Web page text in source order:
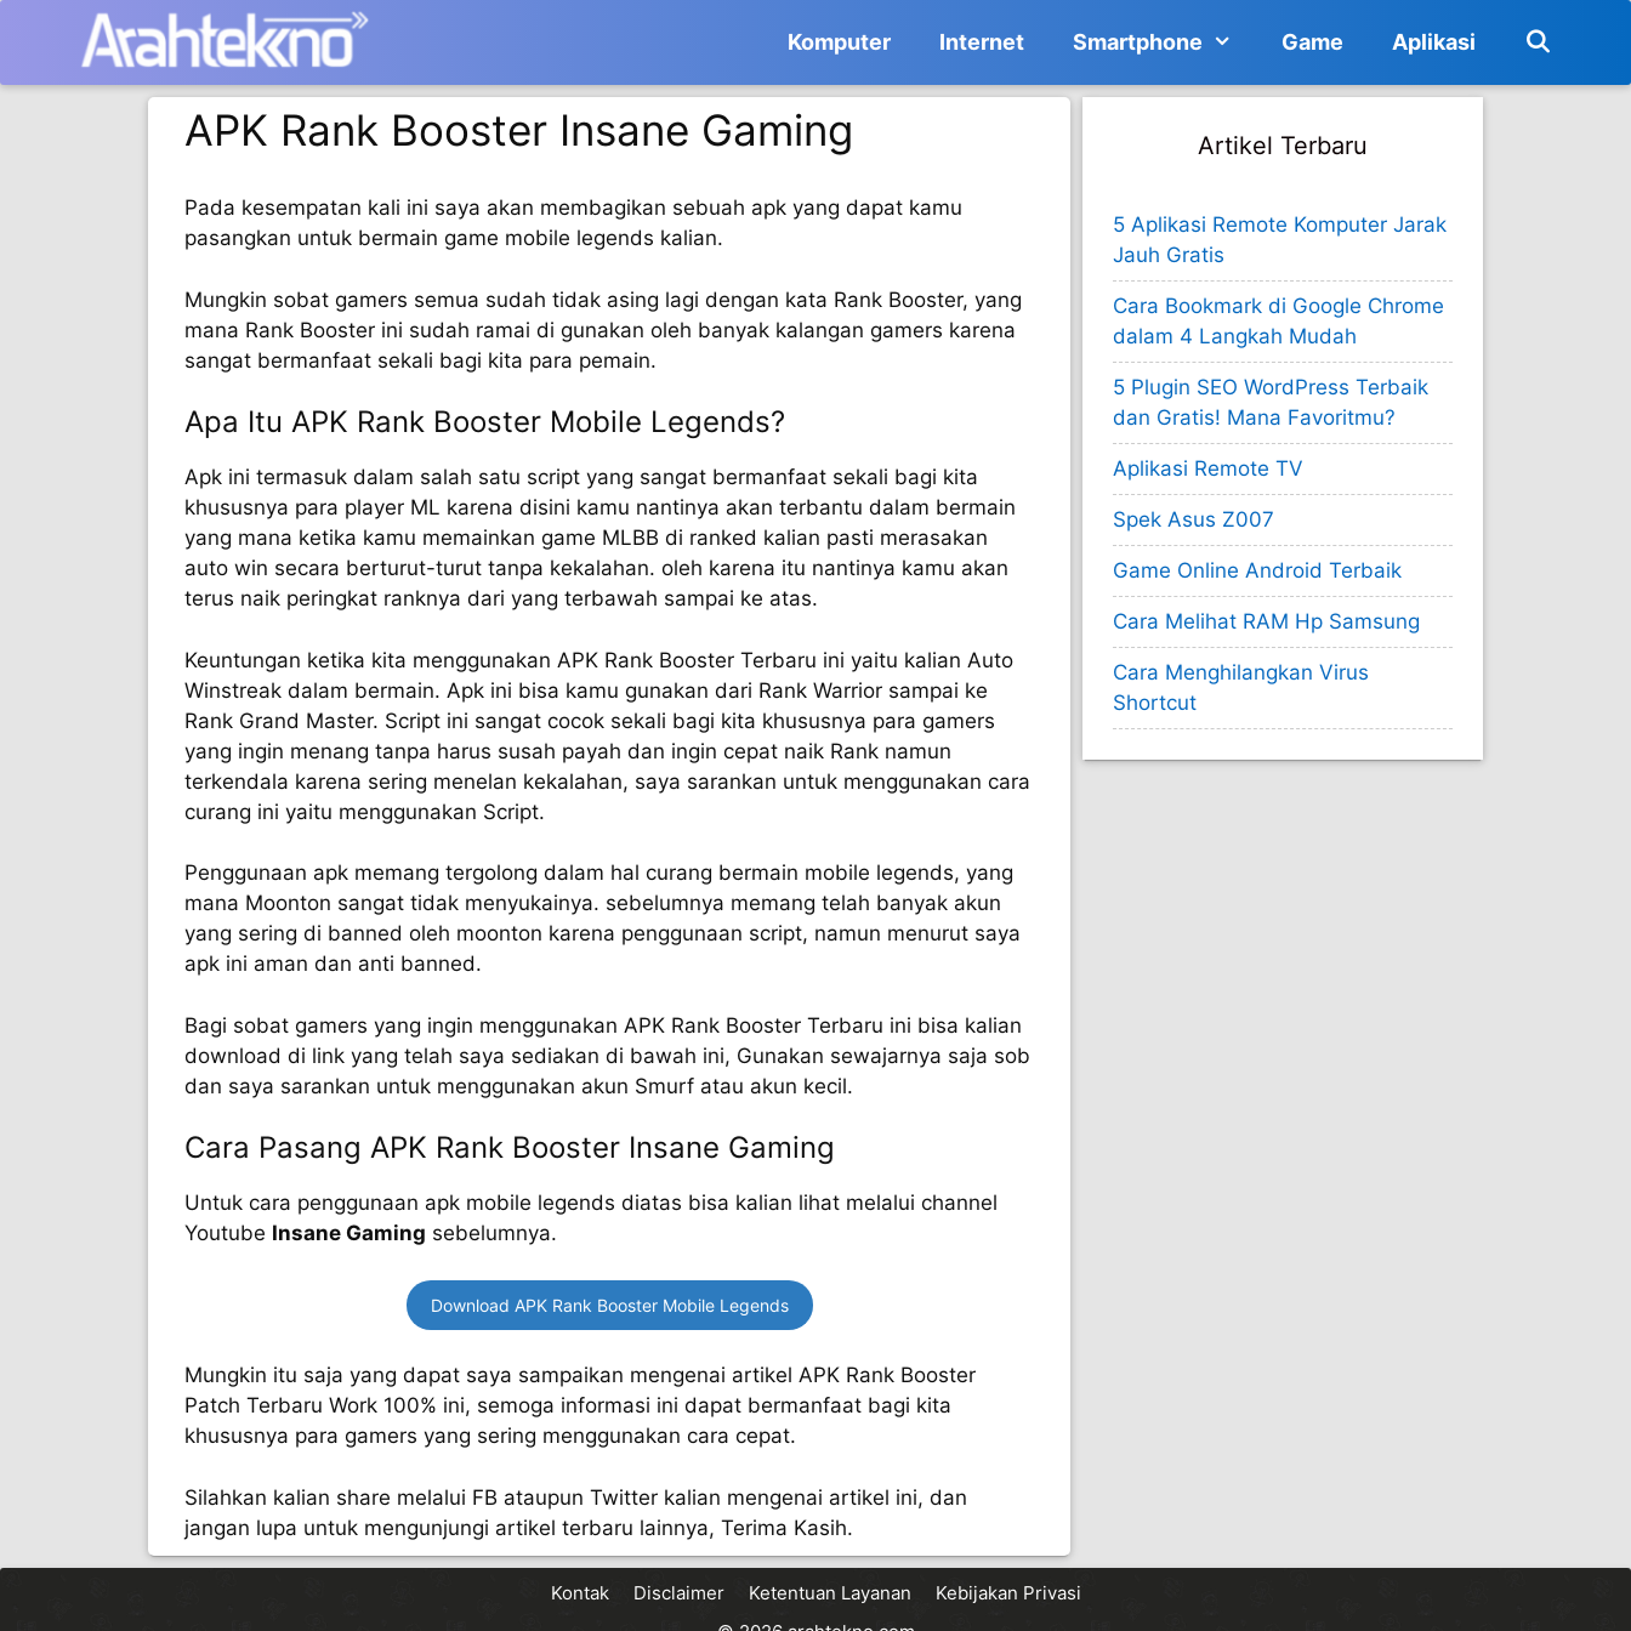
Komputer Internet Smartphone Game Aplikasi
APK Rank Booster Insane Gaming
Pada kesempatan kali ini saya akan membagikan sebuah apk yang dapat kamu
pasangkan untuk bermain game mobile legends kalian.
Mungkin sobat gamers semua sudah tidak asing lagi dengan kata Rank Booster, yang
mana Rank Booster ini sudah ramai di gunakan oleh banyak kalangan gamers karena
sangat bermanfaat sekali bagi kita para pemain.
Apa Itu APK Rank Booster Mobile Legends?
Apk ini termasuk dalam salah satu script yang sangat bermanfaat sekali bagi kita
khususnya para player ML karena disini kamu nantinya akan terbantu dalam bermain
yang mana ketika kamu memainkan game MLBB di ranked kalian pasti merasakan
auto win secara berturut-turut tanpa kekalahan. oleh karena itu nantinya kamu akan
terus naik peringkat ranknya dari yang terbawah sampai ke atas.
Keuntungan ketika kita menggunakan APK Rank Booster Terbaru ini yaitu kalian Auto
Winstreak dalam bermain. Apk ini bisa kamu gunakan dari Rank Warrior sampai ke
Rank Grand Master. Script ini sangat cocok sekali bagi kita khususnya para gamers
yang ingin menang tanpa harus susah payah dan ingin cepat naik Rank namun
terkendala karena sering menelan kekalahan, saya sarankan untuk menggunakan cara
curang ini yaitu menggunakan Script.
Penggunaan apk memang tergolong dalam hal curang bermain mobile legends, yang
mana Moonton sangat tidak menyukainya. sebelumnya memang telah banyak akun
yang sering di banned oleh moonton karena penggunaan script, namun menurut saya
apk ini aman dan anti banned.
Bagi sobat gamers yang ingin menggunakan APK Rank Booster Terbaru ini bisa kalian
download di link yang telah saya sediakan di bawah ini, Gunakan sewajarnya saja sob
dan saya sarankan untuk menggunakan akun Smurf atau akun kecil.
Cara Pasang APK Rank Booster Insane Gaming
Untuk cara penggunaan apk mobile legends diatas bisa kalian lihat melalui channel
Youtube Insane Gaming sebelumnya.
Download APK Rank Booster Mobile Legends
Mungkin itu saja yang dapat saya sampaikan mengenai artikel APK Rank Booster
Patch Terbaru Work 100% ini, semoga informasi ini dapat bermanfaat bagi kita
khususnya para gamers yang sering menggunakan cara cepat.
Silahkan kalian share melalui FB ataupun Twitter kalian mengenai artikel ini, dan
jangan lupa untuk mengunjungi artikel terbaru lainnya, Terima Kasih.
Artikel Terbaru
5 Aplikasi Remote Komputer Jarak
Jauh Gratis
Cara Bookmark di Google Chrome
dalam 4 Langkah Mudah
5 Plugin SEO WordPress Terbaik
dan Gratis! Mana Favoritmu?
Aplikasi Remote TV
Spek Asus Z007
Game Online Android Terbaik
Cara Melihat RAM Hp Samsung
Cara Menghilangkan Virus
Shortcut
Kontak Disclaimer Ketentuan Layanan
Kebijakan Privasi